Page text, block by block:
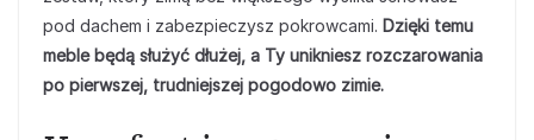
pod dachem i zabezpieczysz pokrowcami. Dzięki temu
meble będą służyć dłużej, a Ty unikniesz rozczarowania
po pierwszej, trudniejszej pogodowo zimie.